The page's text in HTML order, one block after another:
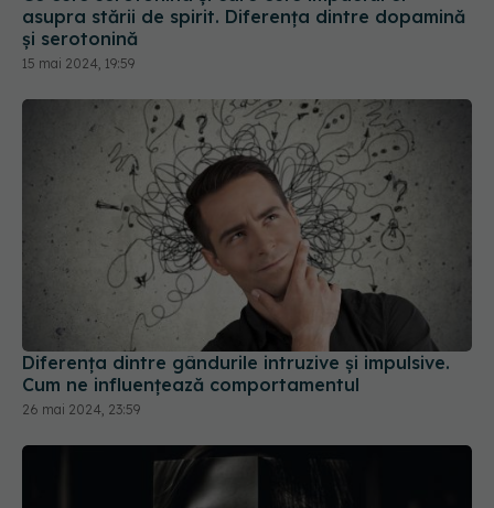
15 mai 2024, 19:59
Diferența dintre gândurile intruzive și impulsive.
Cum ne influențează comportamentul
26 mai 2024, 23:59